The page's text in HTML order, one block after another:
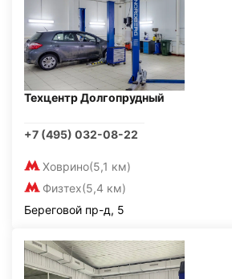
Техцентр Долгопрудный
+7 (495) 032-08-22
Ховрино(5,1 км)
Физтех(5,4 км)
Береговой пр-д, 5